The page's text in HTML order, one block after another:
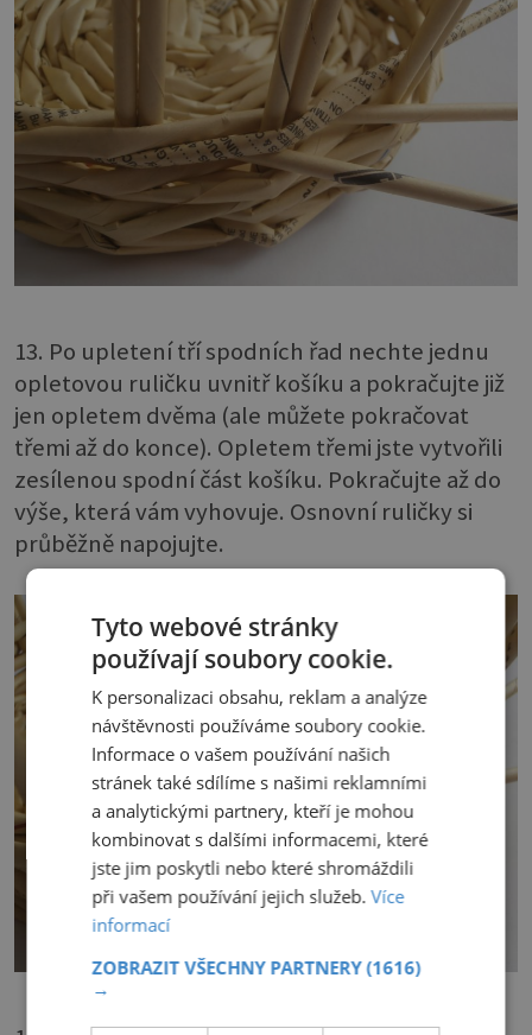
13. Po upletení tří spodních řad nechte jednu
opletovou ruličku uvnitř košíku a pokračujte již
jen opletem dvěma (ale můžete pokračovat
třemi až do konce). Opletem třemi jste vytvořili
zesílenou spodní část košíku. Pokračujte až do
výše, která vám vyhovuje. Osnovní ruličky si
průběžně napojujte.
Tyto webové stránky
používají soubory cookie.
K personalizaci obsahu, reklam a analýze
návštěvnosti používáme soubory cookie.
Informace o vašem používání našich
stránek také sdílíme s našimi reklamními
a analytickými partnery, kteří je mohou
kombinovat s dalšími informacemi, které
jste jim poskytli nebo které shromáždili
při vašem používání jejich služeb.Více
informací
ZOBRAZIT VŠECHNY PARTNERY(1616)
→